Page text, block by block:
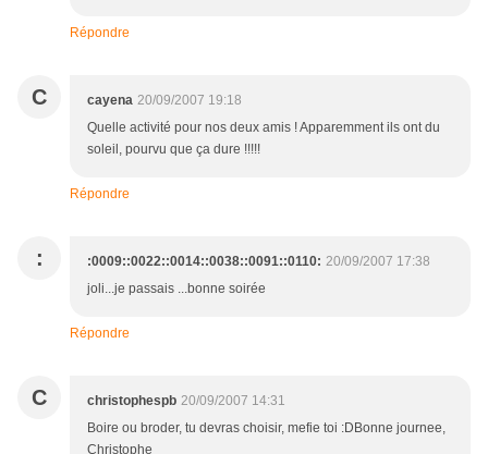
Répondre
C cayena 20/09/2007 19:18
Quelle activité pour nos deux amis ! Apparemment ils ont du
soleil, pourvu que ça dure !!!!!
Répondre
: :0009::0022::0014::0038::0091::0110: 20/09/2007 17:38
joli...je passais ...bonne soirée
Répondre
C christophespb 20/09/2007 14:31
Boire ou broder, tu devras choisir, mefie toi :DBonne journee,
Christophe